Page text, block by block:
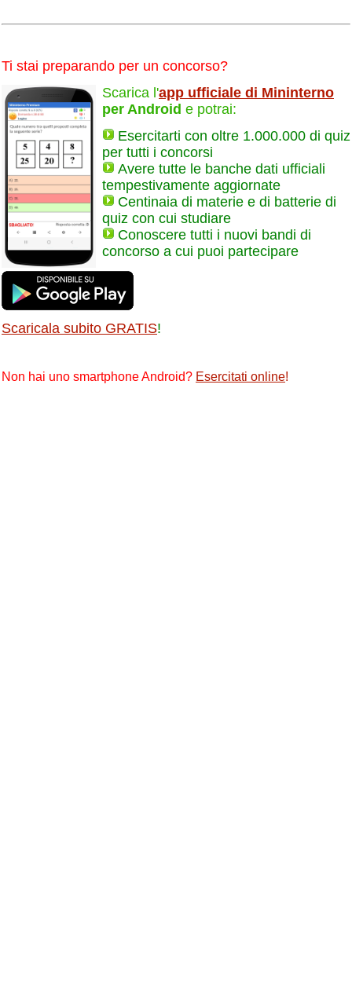
Ti stai preparando per un concorso?
Scarica l'app ufficiale di Mininterno
per Android e potrai:
Esercitarti con oltre 1.000.000 di quiz
per tutti i concorsi
Avere tutte le banche dati ufficiali
tempestivamente aggiornate
Centinaia di materie e di batterie di
quiz con cui studiare
Conoscere tutti i nuovi bandi di
concorso a cui puoi partecipare
Scaricala subito GRATIS!
Non hai uno smartphone Android? Esercitati online!